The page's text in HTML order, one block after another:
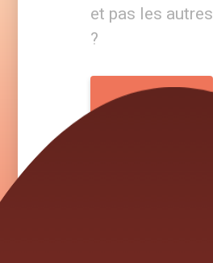
et pas les autres
?